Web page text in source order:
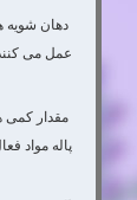
دهان شویه
عمل می
مقدار کمی
پاله مواد